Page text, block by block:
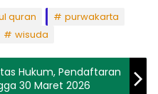
quran
purwakarta
wisuda
Hukum, Pendaftaran
30 Maret 2026